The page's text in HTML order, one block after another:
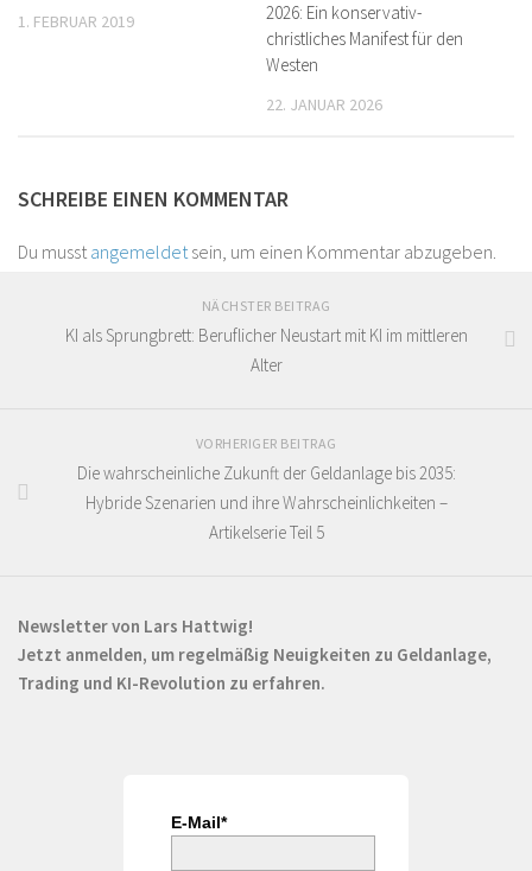
1. FEBRUAR 2019
2026: Ein konservativ-
christliches Manifest für den
Westen
22. JANUAR 2026
SCHREIBE EINEN KOMMENTAR
Du musstangemeldetsein, um einen Kommentar abzugeben.
NÄCHSTER BEITRAG
KI als Sprungbrett: Beruflicher Neustart mit KI im mittleren
Alter
VORHERIGER BEITRAG
Die wahrscheinliche Zukunft der Geldanlage bis 2035:
Hybride Szenarien und ihre Wahrscheinlichkeiten –
Artikelserie Teil 5
Newsletter von Lars Hattwig!
Jetzt anmelden, um regelmäßig Neuigkeiten zu Geldanlage,
Trading und KI-Revolution zu erfahren.
E-Mail*